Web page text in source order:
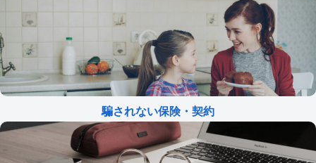
騙されない保険・契約